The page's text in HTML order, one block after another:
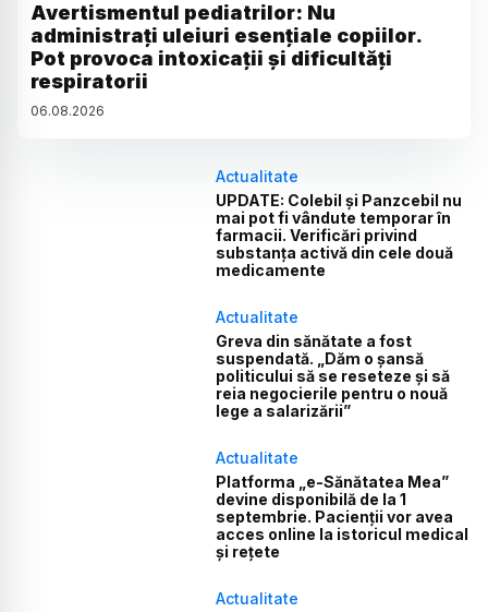
Avertismentul pediatrilor: Nu
administrați uleiuri esențiale copiilor.
Pot provoca intoxicații și dificultăți
respiratorii
06.08.2026
Actualitate
UPDATE: Colebil și Panzcebil nu
mai pot fi vândute temporar în
farmacii. Verificări privind
substanța activă din cele două
medicamente
Actualitate
Greva din sănătate a fost
suspendată. „Dăm o șansă
politicului să se reseteze și să
reia negocierile pentru o nouă
lege a salarizării”
Actualitate
Platforma „e-Sănătatea Mea”
devine disponibilă de la 1
septembrie. Pacienții vor avea
acces online la istoricul medical
și rețete
Actualitate